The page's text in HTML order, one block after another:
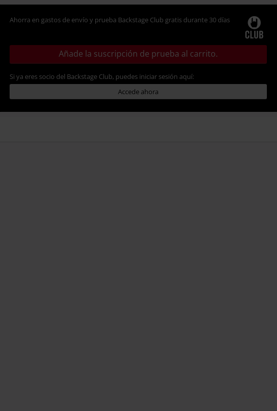
Ahorra en gastos de envío y prueba Backstage Club gratis durante 30 días
Añade la suscripción de prueba al carrito.
Si ya eres socio del Backstage Club, puedes iniciar sesión aquí:
Accede ahora